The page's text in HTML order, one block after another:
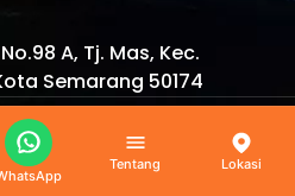
A, Tj. Mas, Kec.
Semarang 50174
Uexpress . All Rights Reserved.
Tentang Lokasi